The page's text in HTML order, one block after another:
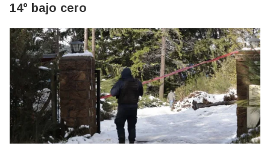
14° bajo cero